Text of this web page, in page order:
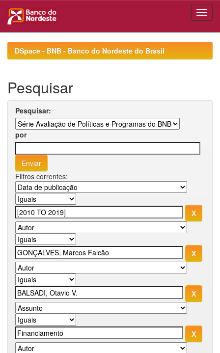
navigationDSpace - BNB - Banco do Nordeste do Brasil
Pesquisar
Pesquisar:
por
Filtros correntes: